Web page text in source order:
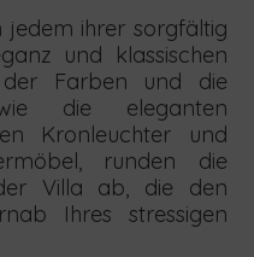
jedem ihrer sorgfältig
und klassischen
Farben und die
wie die eleganten
Kronleuchter und
runden die
Villa ab, die den
Ihres stressigen